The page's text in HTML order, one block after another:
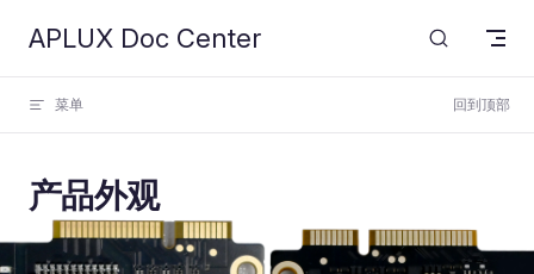
Skip to content
APLUX Doc Center
菜单 回到顶部
产品外观